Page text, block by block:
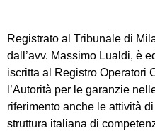
Registrato al Tribunale di
dall’avv. Massimo Lualdi, è
iscritta al Registro Operatori
l’Autorità per le garanzie
riferimento anche le attività
struttura italiana di